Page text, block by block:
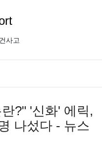
사고
?" '신화' 에릭,
나섰다 - 뉴스